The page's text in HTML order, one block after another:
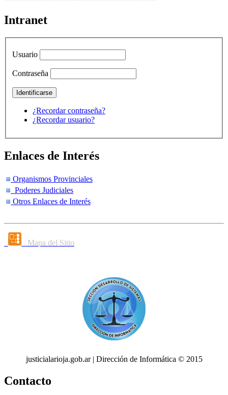
Intranet
Usuario
Contraseña
¿Recordar contraseña?
¿Recordar usuario?
Enlaces de Interés
Organismos Provinciales
Poderes Judiciales
Otros Enlaces de Interés
Mapa del Sitio
justicialarioja.gob.ar | Dirección de Informática © 2015
Contacto